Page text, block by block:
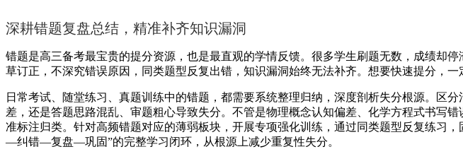
深耕错题复盘总结，精准补齐知识漏洞
错题是高三备考最宝贵的提分资源，也是最直观的学情反馈。很多学生刷题无数，成绩却
草订正，不深究错误原因，同类题型反复出错，知识漏洞始终无法补齐。想要快速提分，一
日常考试、随堂练习、真题训练中的错题，都需要系统整理归纳，深度剖析失分根源。区
差，还是答题思路混乱、审题粗心导致失分。不管是物理概念认知偏差、化学方程式书写
准标注归类。针对高频错题对应的薄弱板块，开展专项强化训练，通过同类题型反复练习
—纠错—复盘—巩固”的完整学习闭环，从根源上减少重复性失分。